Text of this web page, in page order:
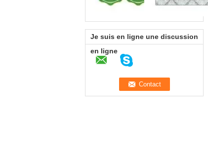
Je suis en ligne une discussion
en ligne